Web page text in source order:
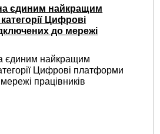
єдиним найкращим
Цифрові
до мережі
єдиним найкращим
Цифрові платформи
працівників